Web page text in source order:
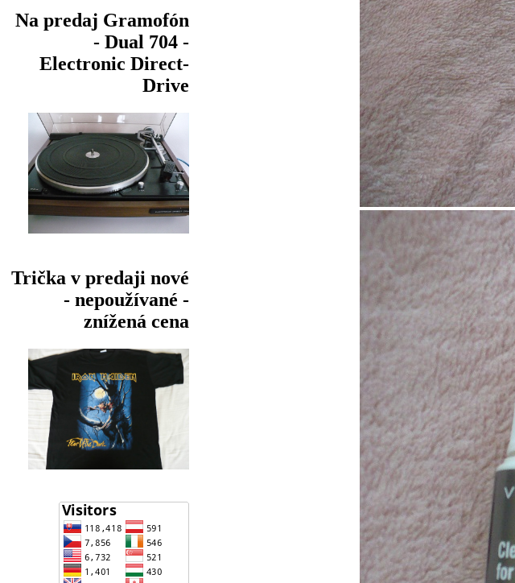
Na predaj Gramofón
- Dual 704 -
Electronic Direct-
Drive
Trička v predaji nové
- nepoužívané -
znížená cena